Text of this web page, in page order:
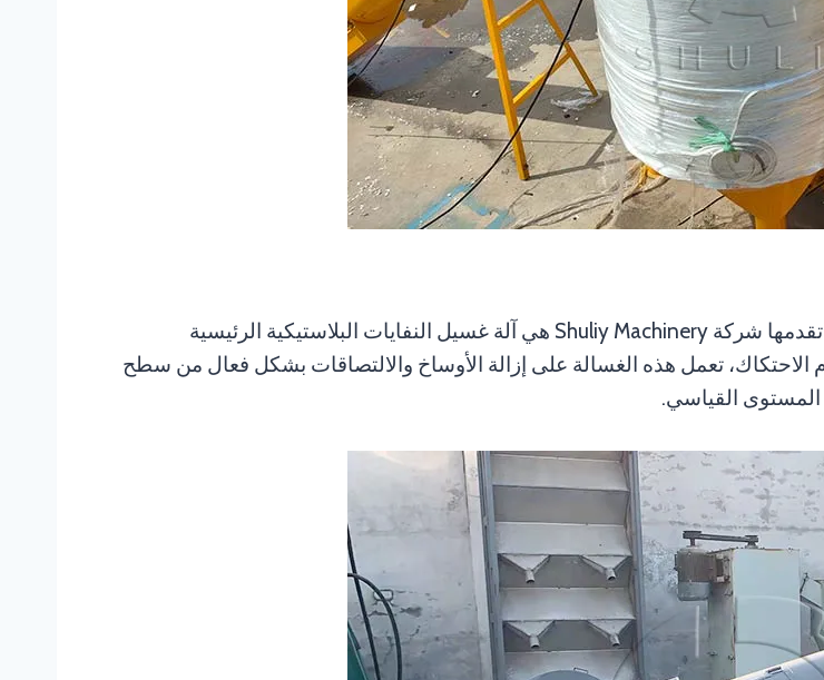
أخيرًا وليس آخرًا، فإن غسالة الاحتكاك البلاستيكية المعاد تدويرها التي تقدمها شركة Shuliy Machinery هي آلة غسيل النفايات البلاستيكية الرئيسية
الاحتكاك، تعمل هذه الغسالة على إزالة الأوساخ والالتصاقات بشكل فعال من سطح
المستوى القياسي.